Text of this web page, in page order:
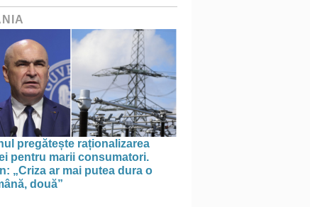
pregătește raționalizarea
pentru marii consumatori.
„Criza ar mai putea dura o
două”